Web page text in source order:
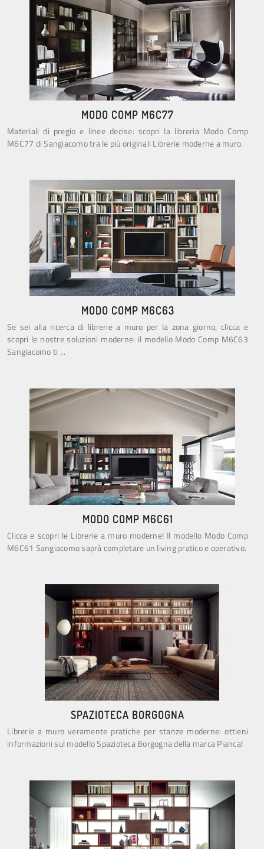
MODO COMP M6C77
Materiali di pregio e linee decise: scopri la libreria Modo Comp
M6C77 di Sangiacomo tra le più originali Librerie moderne a muro.
MODO COMP M6C63
Se sei alla ricerca di librerie a muro per la zona giorno, clicca e
scopri le nostre soluzioni moderne: il modello Modo Comp M6C63
Sangiacomo ti ...
MODO COMP M6C61
Clicca e scopri le Librerie a muro moderne! Il modello Modo Comp
M6C61 Sangiacomo saprà completare un living pratico e operativo.
SPAZIOTECA BORGOGNA
Librerie a muro veramente pratiche per stanze moderne: ottieni
informazioni sul modello Spazioteca Borgogna della marca Pianca!